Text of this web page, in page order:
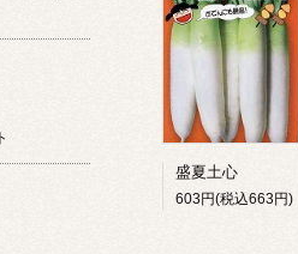
盛夏土心
603円(税込663円)